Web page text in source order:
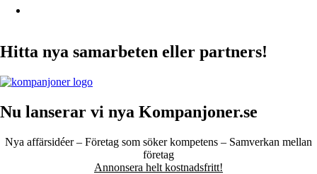
Hitta nya samarbeten eller partners!
Nu lanserar vi nya Kompanjoner.se
Nya affärsidéer – Företag som söker kompetens – Samverkan mellan
företag
Annonsera helt kostnadsfritt!